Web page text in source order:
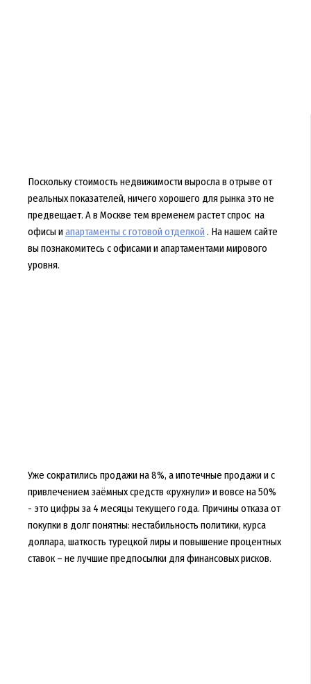
Поскольку стоимость недвижимости выросла в отрыве от
реальных показателей, ничего хорошего для рынка это не
предвещает. А в Москве тем временем растет спрос на
офисы иапартаменты с готовой отделкой . На нашем сайте
вы познакомитесь с офисами и апартаментами мирового
уровня.
Уже сократились продажи на 8%, а ипотечные продажи и с
привлечением заёмных средств «рухнули» и вовсе на 50%
- это цифры за 4 месяцы текущего года. Причины отказа от
покупки в долг понятны: нестабильность политики, курса
доллара, шаткость турецкой лиры и повышение процентных
ставок – не лучшие предпосылки для финансовых рисков.